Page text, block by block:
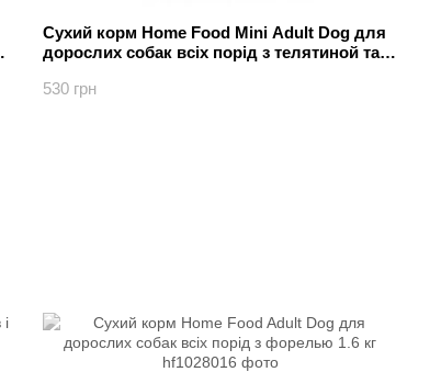
Сухий корм Home Food Mini Adult Dog для
дорослих собак всіх порід з телятиной та
530 грн